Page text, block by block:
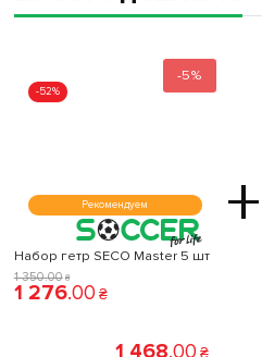
-5%
Рекомендуем
-52%
+
Набор гетр SECO Master 5 шт
1 350.00 ₴
1 276.00 ₴
1 468.00